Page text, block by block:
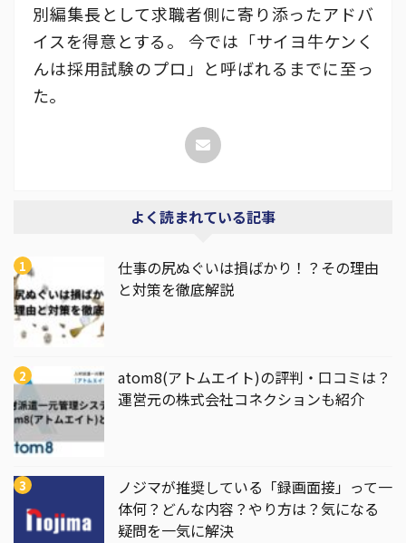
別編集長として求職者側に寄り添ったアドバ
イスを得意とする。 今では「サイヨ牛ケンく
んは採用試験のプロ」と呼ばれるまでに至っ
た。
よく読まれている記事
仕事の尻ぬぐいは損ばかり！？その理由
と対策を徹底解説
atom8(アトムエイト)の評判・口コミは？
運営元の株式会社コネクションも紹介
ノジマが推奨している「録画面接」って一
体何？どんな内容？やり方は？気になる
疑問を一気に解決